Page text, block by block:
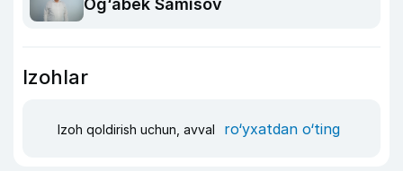
Og‘abek Samisov
Izohlar
Izoh qoldirish uchun, avval ro‘yxatdan o‘ting